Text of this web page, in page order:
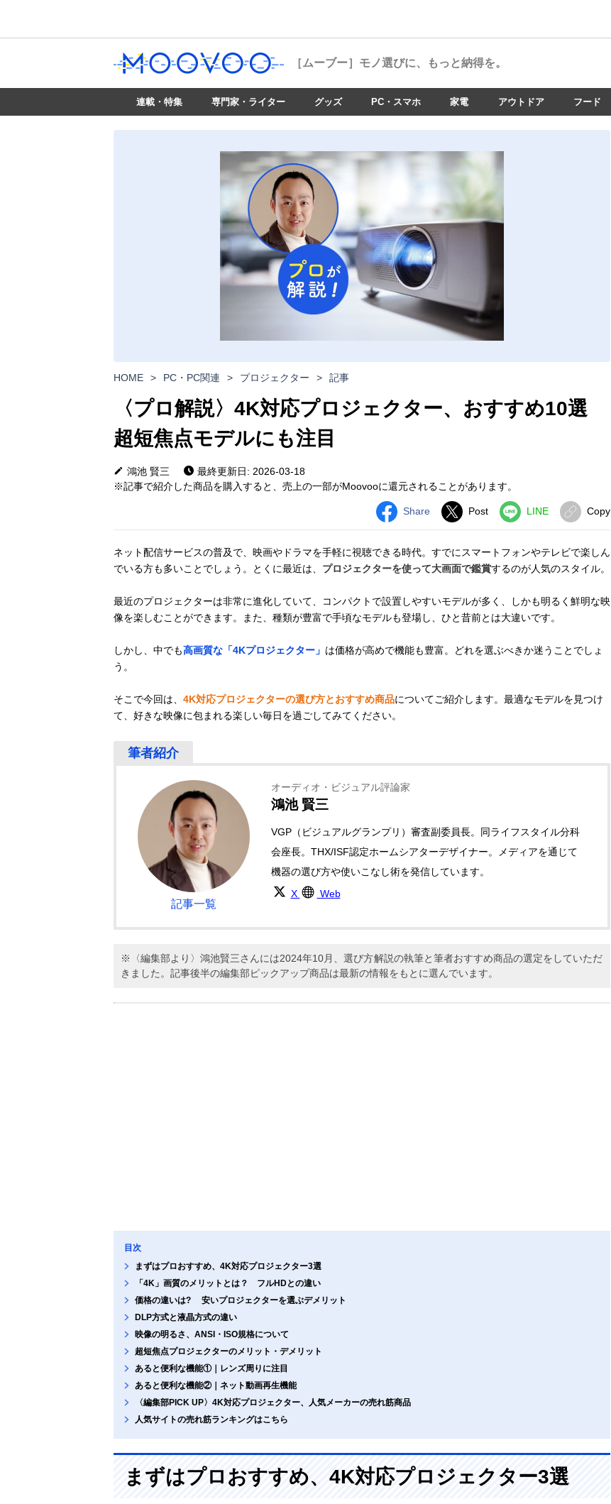
［ムーブー］ モノ選びに、もっと納得を。
連載・特集 専門家・ライター グッズ PC・スマホ 家電 アウトドア フード
HOME > PC・PC関連 > プロジェクター > 記事
〈プロ解説〉4K対応プロジェクター、おすすめ10選
超短焦点モデルにも注目
鴻池 賢三
最終更新日: 2026-03-18
※記事で紹介した商品を購入すると、売上の一部がMoovooに還元されることがあります。
Share Post LINE Copy
ネット配信サービスの普及で、映画やドラマを手軽に視聴できる時代。すでにスマートフォンやテレビで楽しん
でいる方も多いことでしょう。とくに最近は、 プロジェクターを使って大画面で鑑賞するのが人気のスタイル。
最近のプロジェクターは非常に進化していて、コンパクトで設置しやすいモデルが多く、しかも明るく鮮明な映
像を楽しむことができます。また、種類が豊富で手頃なモデルも登場し、ひと昔前とは大違いです。
しかし、中でも高画質な「4Kプロジェクター」 は価格が高めで機能も豊富。どれを選ぶべきか迷うことでしょ
う。
そこで今回は、 4K対応プロジェクターの選び方とおすすめ商品についてご紹介します。最適なモデルを見つけ
て、好きな映像に包まれる楽しい毎日を過ごしてみてください。
記事一覧
オーディオ・ビジュアル評論家
鴻池 賢三
VGP（ビジュアルグランプリ）審査副委員長。同ライフスタイル分科
会座長。THX/ISF認定ホームシアターデザイナー。メディアを通じて
機器の選び方や使いこなし術を発信しています。
X
Web
※〈編集部より〉鴻池賢三さんには2024年10月、選び方解説の執筆と筆者おすすめ商品の選定をしていただ
きました。記事後半の編集部ピックアップ商品は最新の情報をもとに選んでいます。
目次
まずはプロおすすめ、4K対応プロジェクター3選
「4K」画質のメリットとは？ フルHDとの違い
価格の違いは? 安いプロジェクターを選ぶデメリット
DLP方式と液晶方式の違い
映像の明るさ、ANSI・ISO規格について
超短焦点プロジェクターのメリット・デメリット
あると便利な機能①｜レンズ周りに注目
あると便利な機能②｜ネット動画再生機能
〈編集部PICK UP〉4K対応プロジェクター、人気メーカーの売れ筋商品
人気サイトの売れ筋ランキングはこちら
まずはプロおすすめ、4K対応プロジェクター3選